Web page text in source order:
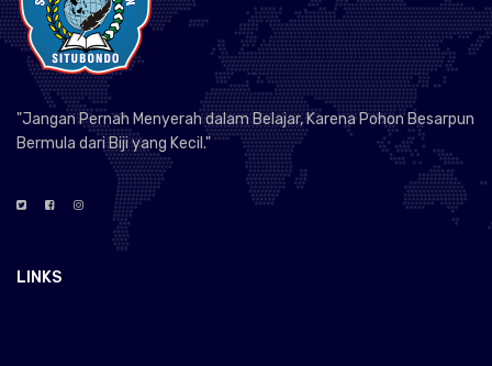
"Jangan Pernah Menyerah dalam Belajar, Karena Pohon Besarpun
Bermula dari Biji yang Kecil."
LINKS